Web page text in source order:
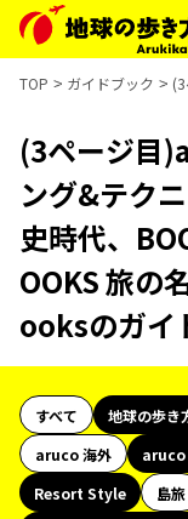
TOP ガイドブック
(3ページ目
ング&テク
史時代、
OOKS 旅の
ooksのガイ
すべて 地球の歩き
aruco 海外
aruco
Resort Style
島旅